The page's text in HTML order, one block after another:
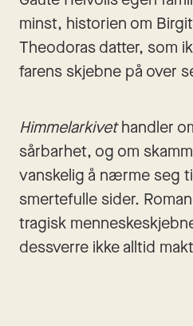
minst, historien om
Theodoras datter, som
farens skjebne på over
Himmelarkivet handler
sårbarhet, og om
vanskelig å nærme seg
smertefulle sider.
tragisk
dessverre ikke alltid